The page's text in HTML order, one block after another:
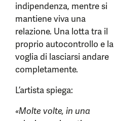
indipendenza, mentre si
mantiene viva una
relazione. Una lotta tra il
proprio autocontrollo e la
voglia di lasciarsi andare
completamente.
L’artista spiega:
«Molte volte, in una